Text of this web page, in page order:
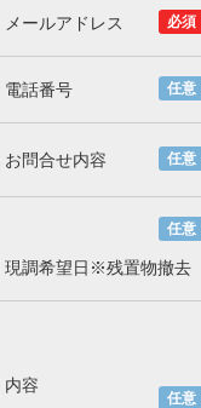
必須
メールアドレス
任意
電話番号
任意
お問合せ内容
任意
現調希望日※残置物撤去
任意
内容